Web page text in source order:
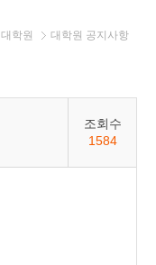
대학원
사이드
대학원 공지사항
사이드
조회수
1584